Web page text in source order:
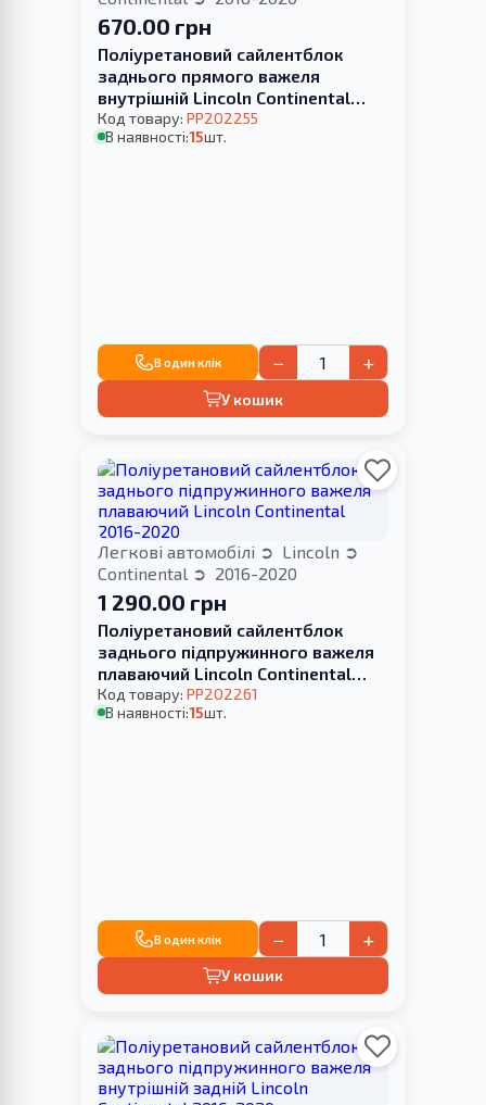
670.00 грн
Поліуретановий сайлентблок
заднього прямого важеля
внутрішній Lincoln Continental
2016-2020
Код товару: PP202255
В наявності:15шт.
В один клік − +
У кошик
Легкові автомобілі
Lincoln
Continental
2016-2020
1 290.00 грн
Поліуретановий сайлентблок
заднього підпружинного важеля
плаваючий Lincoln Continental
2016-2020
Код товару: PP202261
В наявності:15шт.
В один клік − +
У кошик